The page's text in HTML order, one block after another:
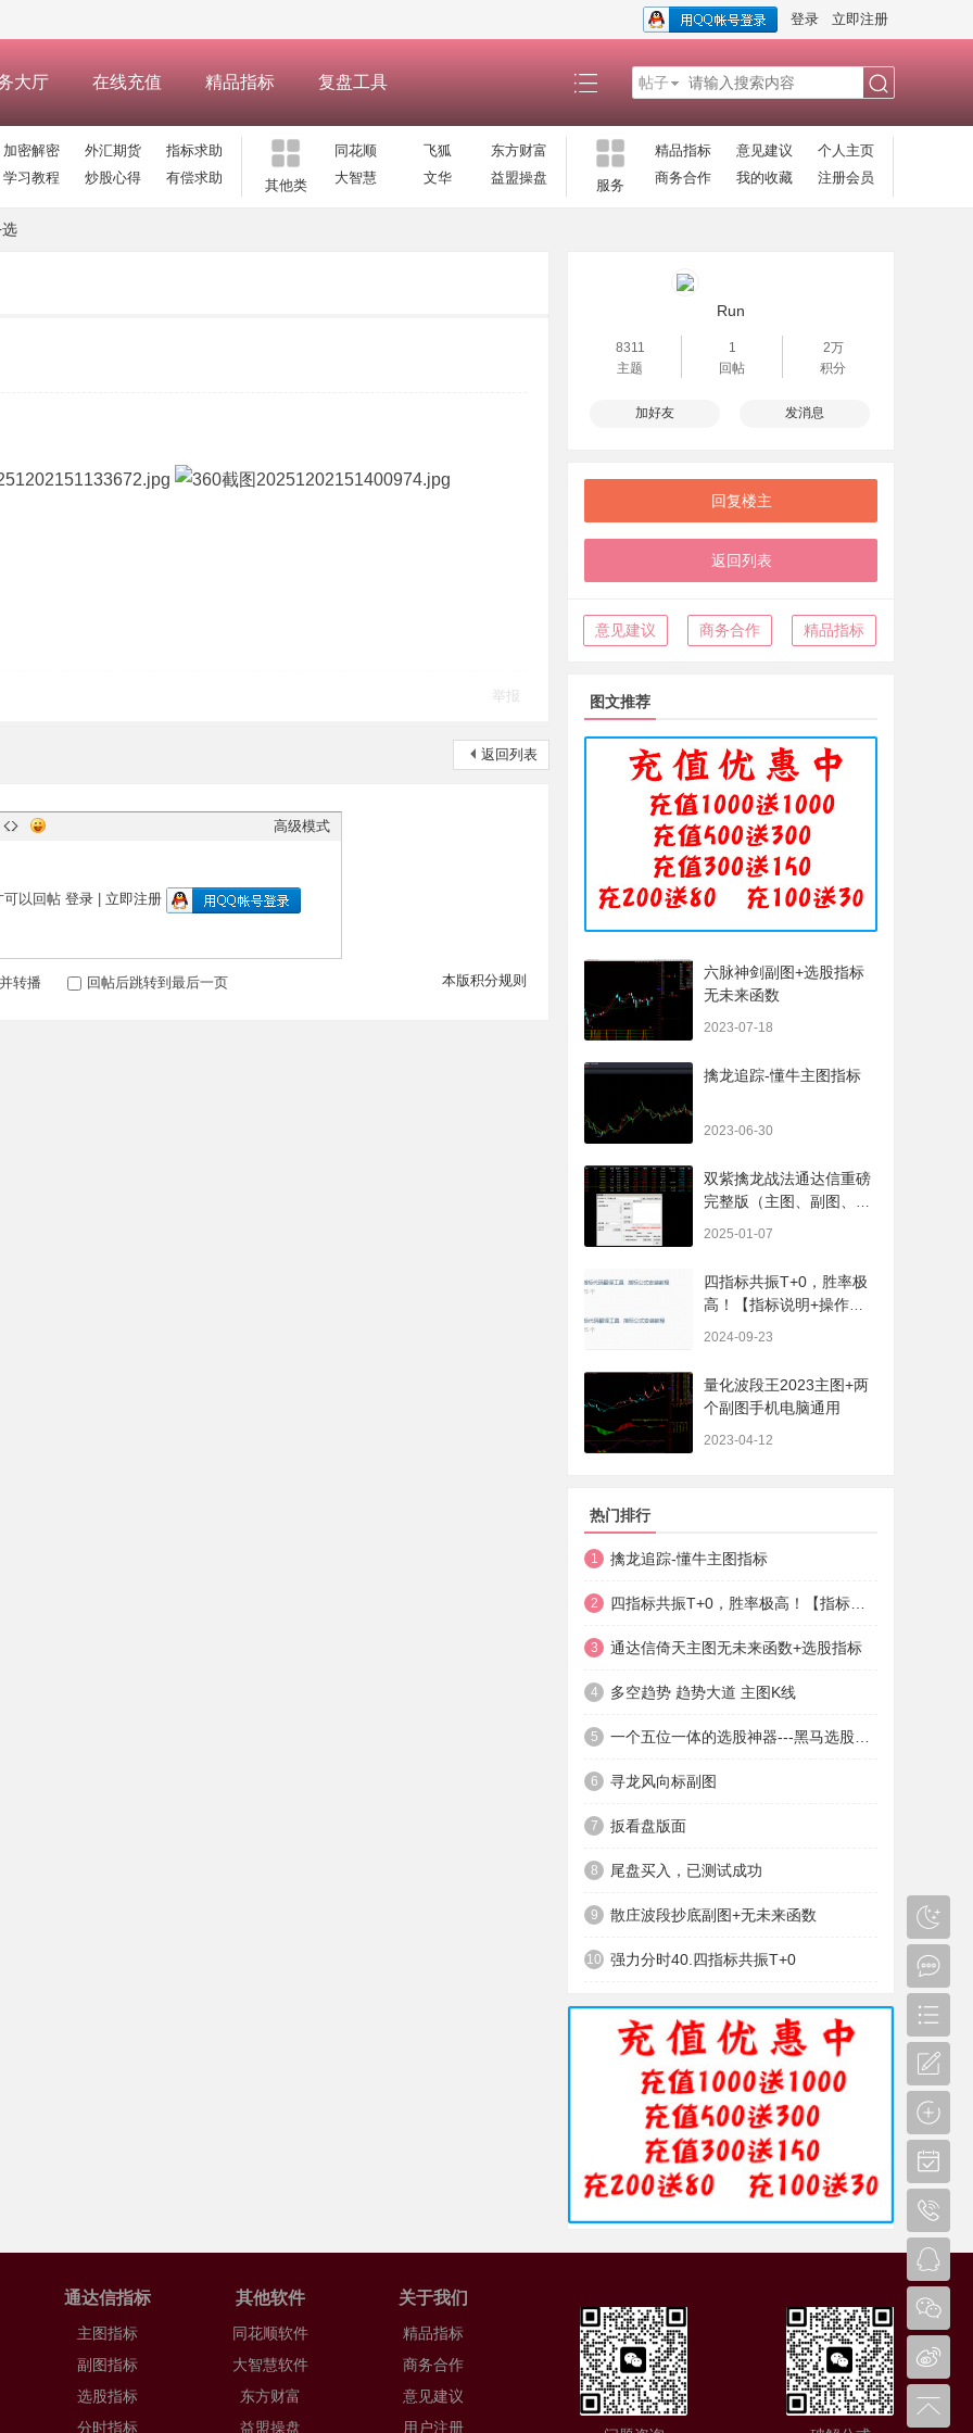
登录 立即注册
大厅 在线充值 精品指标 复盘工具 帖子
加密解密 外汇期货
指标求助
学习教程
炒股心得 有偿求助 其他类
同花顺 飞狐
东方财富
大智慧
文华 益盟操盘 服务
精品指标 意见建议
个人主页
商务合作
我的收藏 注册会员
举报
返回列表
高级模式
可以回帖 登录| 立即注册
本版积分规则
转播 回帖后跳转到最后一页
Run
8311
主题
1
回帖
2万
积分
加好友 发消息
回复楼主
返回列表
意见建议 商务合作 精品指标
图文推荐
六脉神剑副图+选股指标
无未来函数
2023-07-18
擒龙追踪-懂牛主图指标
2023-06-30
双紫擒龙战法通达信重磅
完整版（主图、副图、排
2025-01-07
四指标共振T+0，胜率极
高！【指标说明+操作方
2024-09-23
量化波段王2023主图+两
个副图手机电脑通用
2023-04-12
热门排行
1 擒龙追踪-懂牛主图指标
2
3 通达信倚天主图无未来函数+选股指标
4 多空趋势 趋势大道 主图K线
5
6 寻龙风向标副图
7 扳看盘版面
8 尾盘买入，已测试成功
9 散庄波段抄底副图+无未来函数
10 强力分时40.四指标共振T+0
通达信指标
主图指标
副图指标
选股指标
分时指标
其他软件
同花顺软件
大智慧软件
东方财富
益盟操盘
关于我们
精品指标
商务合作
意见建议
用户注册